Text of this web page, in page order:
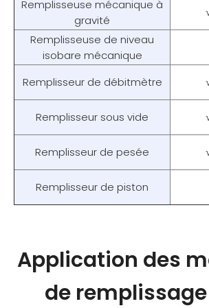
Remplisseuse mécanique à
gravité
Remplisseuse de niveau
isobare mécanique
Remplisseur de débitmètre
Remplisseur sous vide
Remplisseur de pesée
Remplisseur de piston
Application des
de